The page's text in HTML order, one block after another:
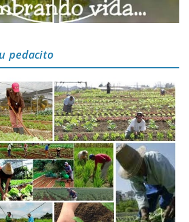
pedacito